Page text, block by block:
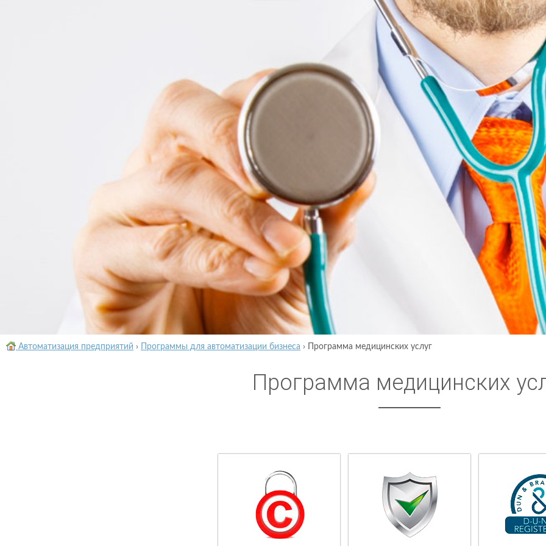
Автоматизация предприятий › Программы для автоматизации бизнеса › Программа медицинских услуг
Программа медицинских